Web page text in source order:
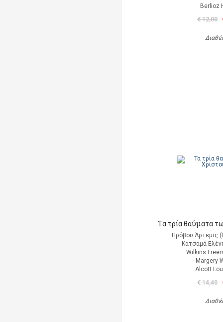
Berlioz
€ 12,00
Τα τρία θαύματα
Πρόβου Άρτεμις
Κατσαμά
Wilkins
Margery
Alcott
€ 14,40